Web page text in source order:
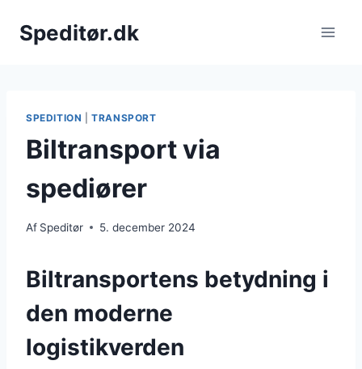
Speditør.dk
SPEDITION |TRANSPORT
Biltransport via
spediører
Af Speditør 5. december 2024
Biltransportens betydning i
den moderne
logistikverden